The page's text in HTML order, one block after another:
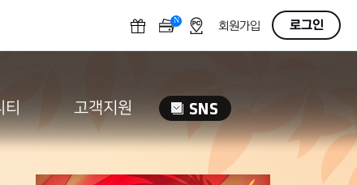
N OFF회원가입 로그인
고객지원